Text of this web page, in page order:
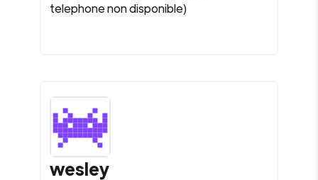
telephone non disponible)
wesley